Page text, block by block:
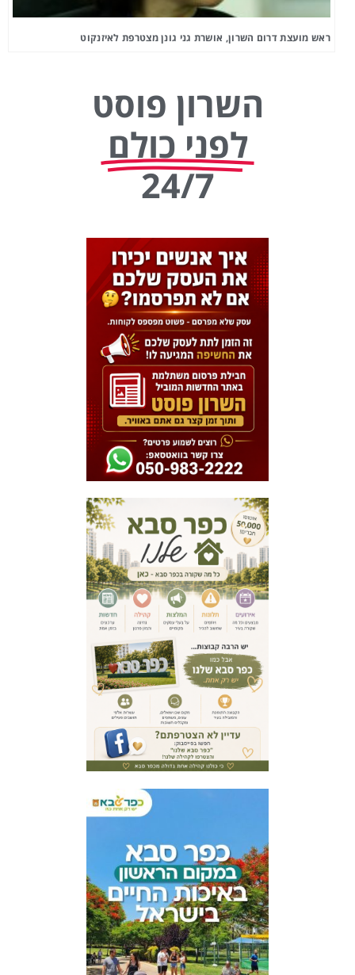
ראש מועצת דרום השרון, אושרת גני גונן מצטרפת לאיזנקוט
השרון פוסט
לפני כולם
24/7